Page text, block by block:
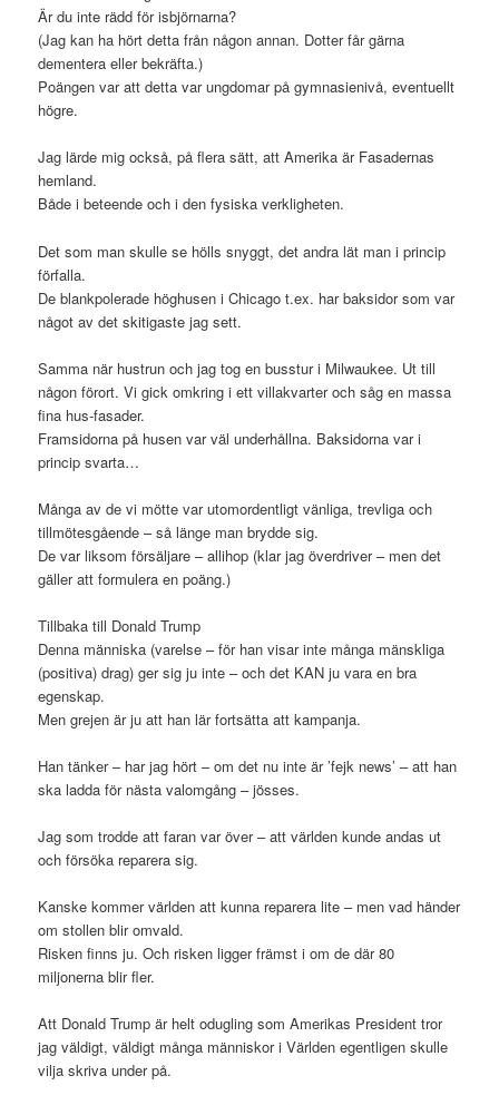
Är du inte rädd för isbjörnarna?
(Jag kan ha hört detta från någon annan. Dotter får gärna
dementera eller bekräfta.)
Poängen var att detta var ungdomar på gymnasienivå, eventuellt
högre.
Jag lärde mig också, på flera sätt, att Amerika är Fasadernas
hemland.
Både i beteende och i den fysiska verkligheten.
Det som man skulle se hölls snyggt, det andra lät man i princip
förfalla.
De blankpolerade höghusen i Chicago t.ex. har baksidor som var
något av det skitigaste jag sett.
Samma när hustrun och jag tog en busstur i Milwaukee. Ut till
någon förort. Vi gick omkring i ett villakvarter och såg en massa
fina hus-fasader.
Framsidorna på husen var väl underhållna. Baksidorna var i
princip svarta…
Många av de vi mötte var utomordentligt vänliga, trevliga och
tillmötesgående – så länge man brydde sig.
De var liksom försäljare – allihop (klar jag överdriver – men det
gäller att formulera en poäng.)
Tillbaka till Donald Trump
Denna människa (varelse – för han visar inte många mänskliga
(positiva) drag) ger sig ju inte – och det KAN ju vara en bra
egenskap.
Men grejen är ju att han lär fortsätta att kampanja.
Han tänker – har jag hört – om det nu inte är ’fejk news’ – att han
ska ladda för nästa valomgång – jösses.
Jag som trodde att faran var över – att världen kunde andas ut
och försöka reparera sig.
Kanske kommer världen att kunna reparera lite – men vad händer
om stollen blir omvald.
Risken finns ju. Och risken ligger främst i om de där 80
miljonerna blir fler.
Att Donald Trump är helt odugling som Amerikas President tror
jag väldigt, väldigt många människor i Världen egentligen skulle
vilja skriva under på.